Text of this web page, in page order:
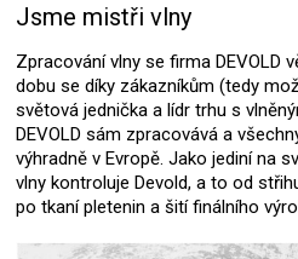
Jsme mistři vlny
Zpracování vlny se firma DEVOLD
dobu se díky zákazníkům (tedy
světová jednička a lídr trhu s
DEVOLD sám zpracovává a
výhradně v Evropě. Jako jediní na
vlny kontroluje Devold, a to od
po tkaní pletenin a šití finálního